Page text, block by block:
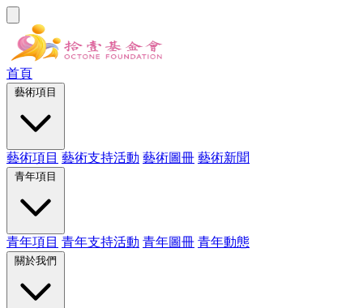
首頁
藝術項目 藝術支持活動 藝術圖冊 藝術新聞
青年項目 青年支持活動 青年圖冊 青年動態